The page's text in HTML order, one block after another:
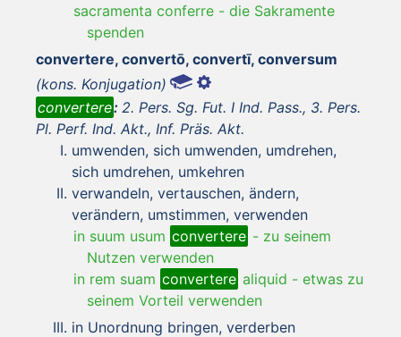
sacramenta conferre - die Sakramente
spenden
convertere, convertō, convertī, conversum
(kons. Konjugation)
convertere: 2. Pers. Sg. Fut. I Ind. Pass., 3. Pers.
Pl. Perf. Ind. Akt., Inf. Präs. Akt.
umwenden, sich umwenden, umdrehen,
sich umdrehen, umkehren
verwandeln, vertauschen, ändern,
verändern, umstimmen, verwenden
in suum usum convertere - zu seinem
Nutzen verwenden
in rem suam convertere aliquid - etwas zu
seinem Vorteil verwenden
in Unordnung bringen, verderben